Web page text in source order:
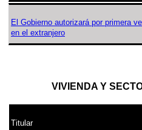
El Gobierno autorizará por primera
en el extranjero
VIVIENDA Y
Titular